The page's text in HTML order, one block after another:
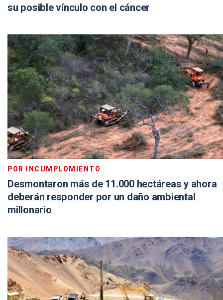
su posible vínculo con el cáncer
POR INCUMPLOMIENTO
Desmontaron más de 11.000 hectáreas y ahora
deberán responder por un daño ambiental
millonario